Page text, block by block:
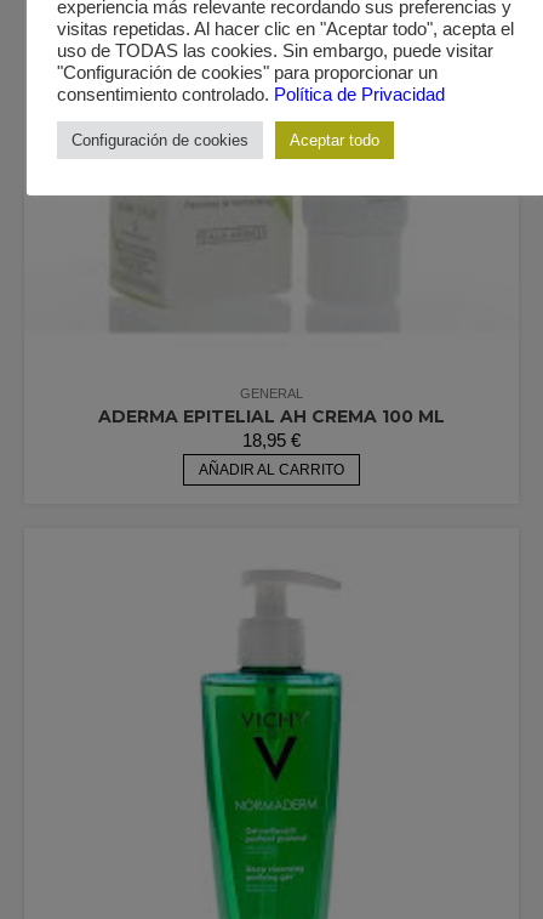
GENERAL
ADERMA EPITELIAL AH CREMA 100 ML
18,95 €
AÑADIR AL CARRITO
experiencia más relevante recordando sus preferencias y
visitas repetidas. Al hacer clic en "Aceptar todo", acepta el
uso de TODAS las cookies. Sin embargo, puede visitar
"Configuración de cookies" para proporcionar un
consentimiento controlado. Política de Privacidad
Configuración de cookies Aceptar todo